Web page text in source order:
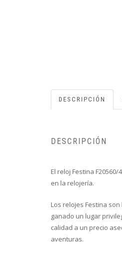
DESCRIPCIÓN
DESCRIPCIÓN
El reloj Festina
en la relojería.
Los relojes Festina
ganado un lugar
calidad a un precio
aventuras.